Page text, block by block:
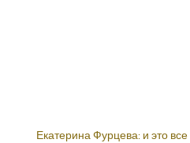
Екатерина Фурцева: и это